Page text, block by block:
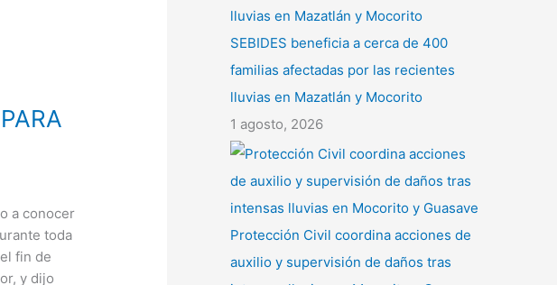
a conocer
toda
fin de
y dijo
SEBIDES beneficia a cerca de 400
familias afectadas por las recientes
lluvias en Mazatlán y Mocorito
1 agosto, 2026
Protección Civil coordina acciones de
auxilio y supervisión de daños tras